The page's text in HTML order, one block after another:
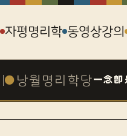
자평명리학 동영상강의
● 낭월명리학당一念卽